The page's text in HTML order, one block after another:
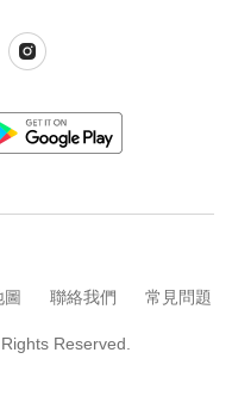
聯絡我們 常見問題
Reserved.